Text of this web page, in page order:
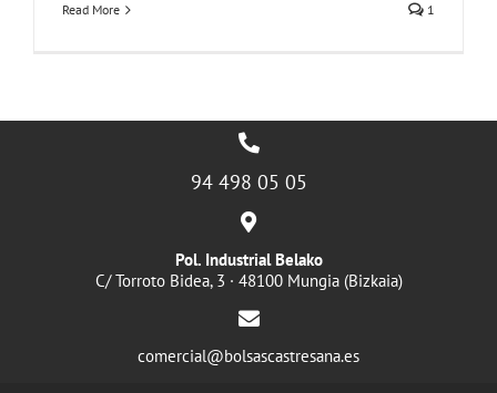
Read More 1
94 498 05 05
Pol. Industrial Belako
C/ Torroto Bidea, 3 · 48100 Mungia (Bizkaia)
comercial@bolsascastresana.es